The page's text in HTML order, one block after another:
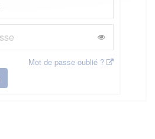
Mot de passe oublié ?